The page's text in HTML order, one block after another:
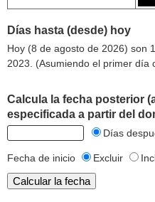
Días hasta (desde) hoy
Hoy (8 de agosto de 2026) son
2023. (Asumiendo el primer día
Calcula la fecha posterior
especificada a partir del
Días
Fecha de inicio Excluir